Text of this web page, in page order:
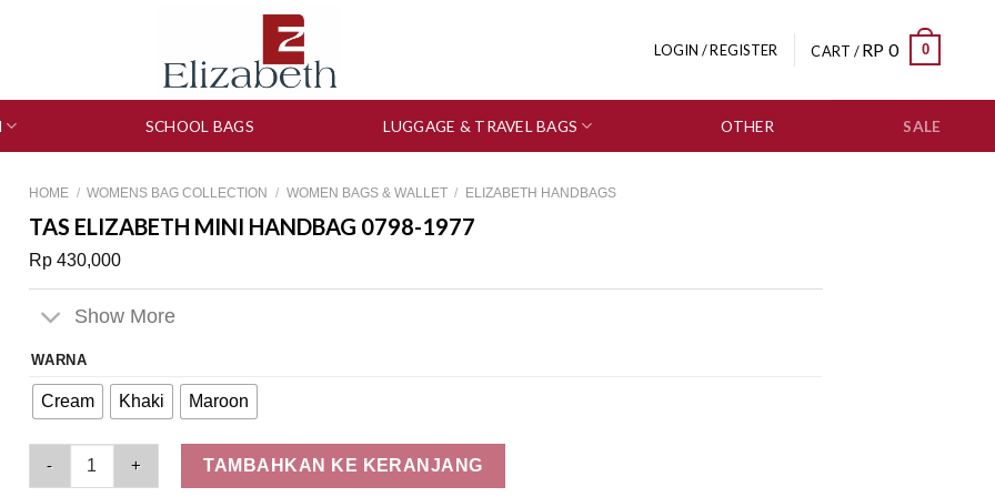
LOGIN / REGISTER CART /RP 0 0
SCHOOL BAGS LUGGAGE & TRAVEL BAGS OTHER SALE
HOME / WOMENS BAG COLLECTION / WOMEN BAGS & WALLET / ELIZABETH HANDBAGS
TAS ELIZABETH MINI HANDBAG 0798-1977
Rp 430,000
Show More
WARNA
Cream Khaki Maroon
Tas Elizabeth Mini Handbag 0798-1977 quantity
TAMBAHKAN KE KERANJANG